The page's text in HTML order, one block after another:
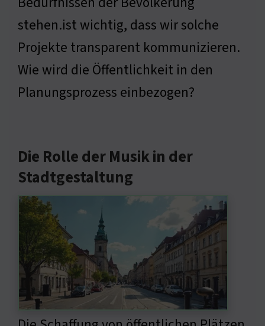
stehen.ist wichtig, dass wir solche
Projekte transparent kommunizieren.
Wie wird die Öffentlichkeit in den
Planungsprozess einbezogen?
Die Rolle der Musik in der
Stadtgestaltung